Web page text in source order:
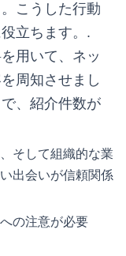
こうした行動
立ちます。.
用いて、ネッ
周知させまし
、紹介件数が
そして組織的な業
出会いが信頼関係
の注意が必要